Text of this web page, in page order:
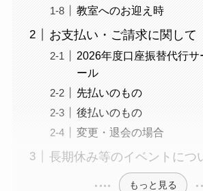
教室へのお迎え時
お支払い・ご請求に関して
2026年度口座振替代行サ
ール
先払いのもの
後払いのもの
変更・退会の場合
長期休み等のイベントにつ
もっと見る